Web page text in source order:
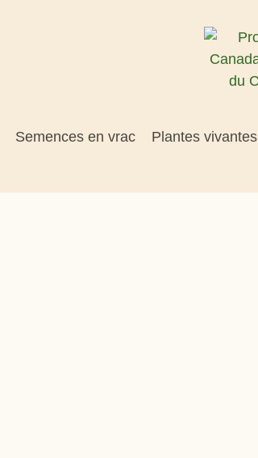
Semences en vrac Plantes vivantes